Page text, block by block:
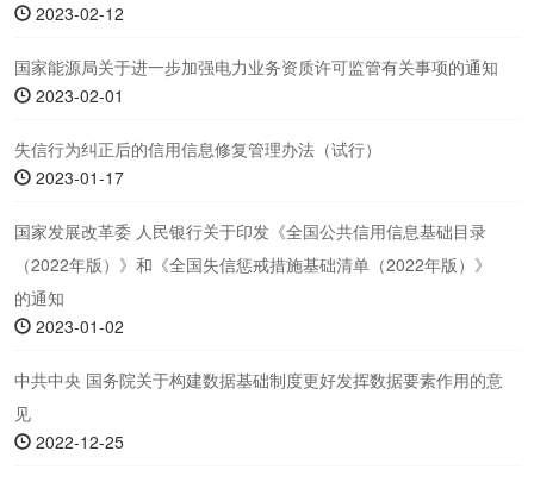
2023-02-12
国家能源局关于进一步加强电力业务资质许可监管有关事项的通知
2023-02-01
失信行为纠正后的信用信息修复管理办法（试行）
2023-01-17
国家发展改革委 人民银行关于印发《全国公共信用信息基础目录
（2022年版）》和《全国失信惩戒措施基础清单（2022年版）》
的通知
2023-01-02
中共中央 国务院关于构建数据基础制度更好发挥数据要素作用的意
见
2022-12-25